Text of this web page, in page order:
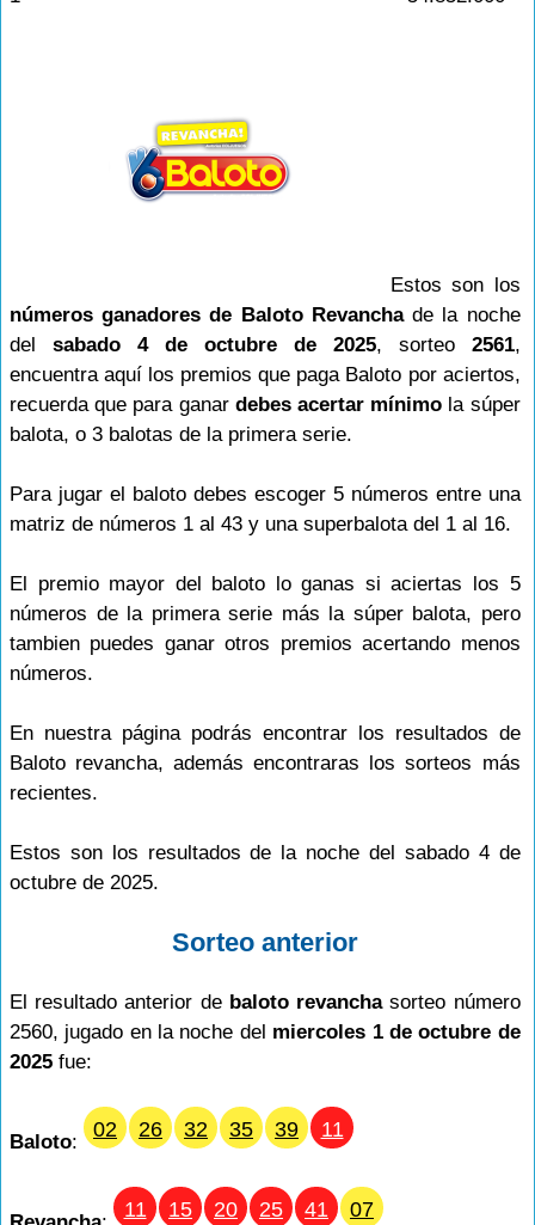
Estos son los
números ganadores de Baloto Revanchade la noche
del sabado 4 de octubre de 2025, sorteo 2561,
encuentra aquí los premios que paga Baloto por aciertos,
recuerda que para ganar debes acertar mínimo la súper
balota, o 3 balotas de la primera serie.
Para jugar el baloto debes escoger 5 números entre una
matriz de números 1 al 43 y una superbalota del 1 al 16.
El premio mayor del baloto lo ganas si aciertas los 5
números de la primera serie más la súper balota, pero
tambien puedes ganar otros premios acertando menos
números.
En nuestra página podrás encontrar los resultados de
Baloto revancha, además encontraras los sorteos más
recientes.
Estos son los resultados de la noche del sabado 4 de
octubre de 2025.
Sorteo anterior
El resultado anterior de baloto revanchasorteo número
2560, jugado en la noche del miercoles 1 de octubre de
2025 fue:
Baloto:
02 26 32 35 39 11
11 15 20 25 41 07